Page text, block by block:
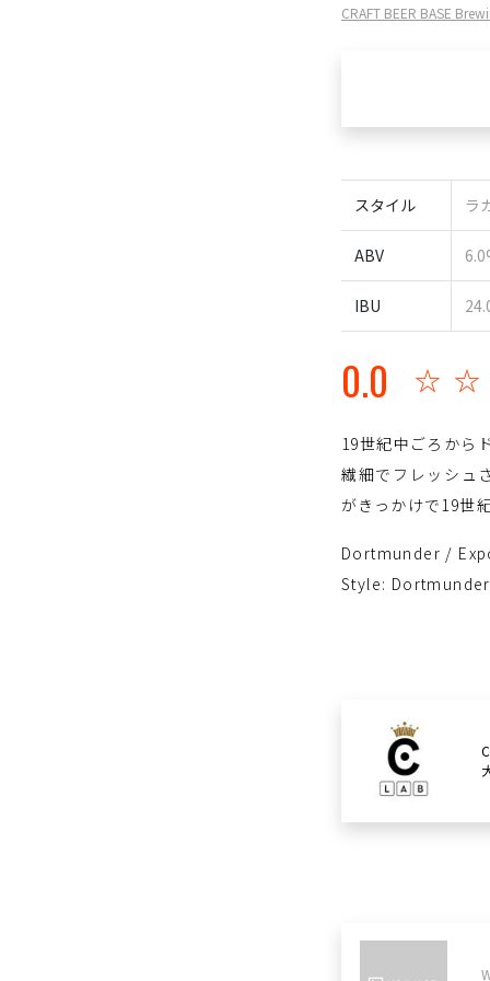
CRAFT BEER BASE
スタイル ラ
ABV
IBU
0.0
19世紀中ごろから
繊細でフレッシュ
がきっかけで19世
Dortmunder /
Style: